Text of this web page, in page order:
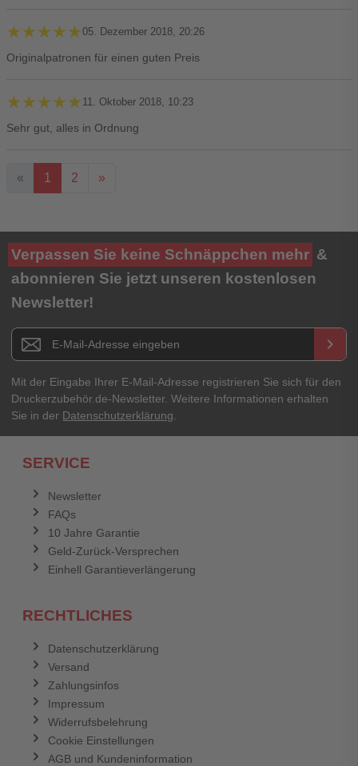
★★★★★
★★★★★05. Dezember 2018, 20:26
Originalpatronen für einen guten Preis
★★★★★
★★★★★ 11. Oktober 2018, 10:23
Sehr gut, alles in Ordnung
« 1 2 »
Ihre Bewertung**
★★★★★
Titel**
E-Mail-Adresse
Ihr Passwort
Verpassen Sie keine Schnäppchen mehr &
abonnieren Sie jetzt unseren kostenlosen
Newsletter!
Newsletter E-Mail Adresse keyboard_arrow_right
Mit der Eingabe Ihrer E-Mail-Adresse registrieren Sie sich für den
Druckerzubehör.de-Newsletter. Weitere Informationen erhalten
Sie in der Datenschutzerklärung.
SERVICE
Newsletter
FAQs
10 Jahre Garantie
Geld-Zurück-Versprechen
Einhell Garantieverlängerung
RECHTLICHES
Datenschutzerklärung
Versand
Zahlungsinfos
Impressum
Widerrufsbelehrung
Cookie Einstellungen
AGB und Kundeninformation